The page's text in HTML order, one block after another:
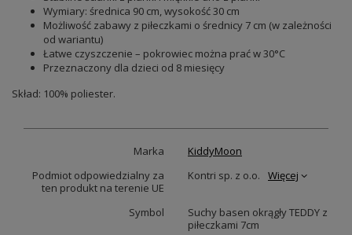
Wymiary: średnica 90 cm, wysokość 30 cm
Możliwość zabawy z piłeczkami o średnicy 7 cm (w zależności
od wariantu)
Łatwe czyszczenie – pokrowiec można prać w 30°C
Przeznaczony dla dzieci od 8 miesięcy
Skład: 100% poliester.
Marka
KiddyMoon
Podmiot odpowiedzialny za
ten produkt na terenie UE
Kontri sp. z o.o. Więcej
Symbol
Suchy basen okrągły TEDDY z
piłeczkami 7cm